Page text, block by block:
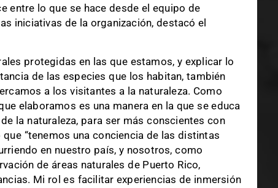
entre lo que se hace desde el equipo de
iniciativas de la organización, destacó el
protegidas en las que estamos, y explicar lo
de las especies que los habitan, también
a los visitantes a la naturaleza. Como
elaboramos es una manera en la que se educa
la naturaleza, para ser más conscientes con
“tenemos una conciencia de las distintas
en nuestro país, y nosotros, como
de áreas naturales de Puerto Rico,
Mi rol es facilitar experiencias de inmersión